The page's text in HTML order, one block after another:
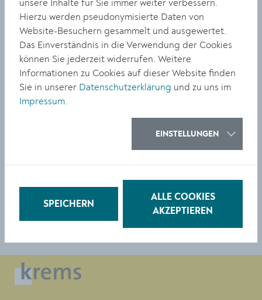
Den Festivalabschluss am Ostermontag,18. April, 11
eine Matinee mit starker Frauenbesetzung,
die einlädt, den Ostermontag schwungvoll mit der
ganzen Familie zu beginnen. Das grandiose Ensemble
erkundet leichtfüßig tänzerische Klänge
Aus den Kremser Alben
unter anderem eine der wichtigsten Sammlungen von
Wiener Musik von Eduard Kremser erklingen. Danach
traditionellen Empfang mit Wein und Brot.
unsere Inhalte für Sie immer weiter verbessern.
Hierzu werden pseudonymisierte Daten von
Website-Besuchern gesammelt und ausgewertet.
Das Einverständnis in die Verwendung der Cookies
können Sie jederzeit widerrufen. Weitere
Informationen zu Cookies auf dieser Website finden
Sie in unserer Datenschutzerklärung und zu uns im
Impressum.
EINSTELLUNGEN
SPEICHERN
ALLE COOKIES
AKZEPTIEREN